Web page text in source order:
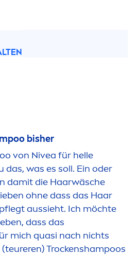
bisher
von Nivea für helle
was es soll. Ein oder
damit die Haarwäsche
ohne dass das Haar
aussieht. Ich möchte
dass das
mich quasi nach nichts
Trockenshampoos